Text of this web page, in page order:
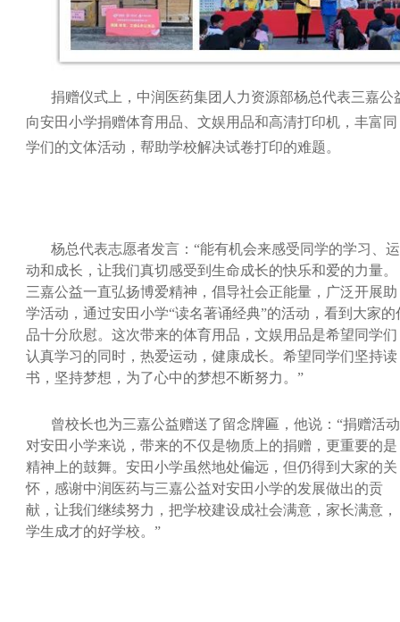
捐赠仪式上，中润医药集团人力资源部杨总代表三嘉公
向安田小学捐赠体育用品、文娱用品和高清打印机，丰富同
学们的文体活动，帮助学校解决试卷打印的难题。
杨总代表志愿者发言：“能有机会来感受同学的学习、运
动和成长，让我们真切感受到生命成长的快乐和爱的力量。
三嘉公益一直弘扬博爱精神，倡导社会正能量，广泛开展助
学活动，通过安田小学“读名著诵经典”的活动，看到大家的
品十分欣慰。这次带来的体育用品，文娱用品是希望同学们
认真学习的同时，热爱运动，健康成长。希望同学们坚持读
书，坚持梦想，为了心中的梦想不断努力。”
曾校长也为三嘉公益赠送了留念牌匾，他说：“捐赠活动
对安田小学来说，带来的不仅是物质上的捐赠，更重要的是
精神上的鼓舞。安田小学虽然地处偏远，但仍得到大家的关
怀，感谢中润医药与三嘉公益对安田小学的发展做出的贡
献，让我们继续努力，把学校建设成社会满意，家长满意，
学生成才的好学校。”